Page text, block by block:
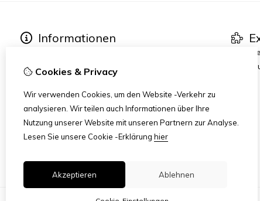
Informationen
Ausstellungen
Heart-World
Art Dinners & Reviews
AMFAD
True
Cookies & Privacy
Wir verwenden Cookies, um den Website -Verkehr zu
analysieren. Wir teilen auch Informationen über Ihre
Nutzung unserer Website mit unseren Partnern zur Analyse.
Lesen Sie unsere Cookie -Erklärung hier
Akzeptieren Ablehnen